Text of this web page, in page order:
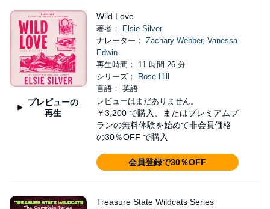
プレビューの
再生
Wild Love
著者：
Elsie Silver
ナレーター： Zachary Webber, Vanessa
Edwin
再生時間： 11 時間 26 分
シリーズ：
Rose Hill
言語： 英語
レビューはまだありません。
￥3,200 で購入、またはプレミアムプ
ランの無料体験を始めて非会員価格
の30％OFF で購入
会員登録で30％OFF
Treasure State Wildcats Series